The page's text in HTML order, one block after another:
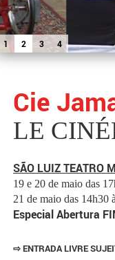
1 2 3 4
Cie
LE
SÃO LUIZ TEATRO
19 e 20 de maio das
21 de maio das 14h30
Especial Abertura
⇨ ENTRADA LIVRE